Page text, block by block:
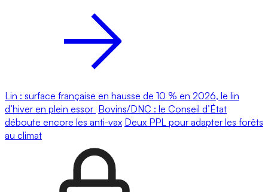
Lin : surface française en hausse de 10 % en 2026, le lin
d’hiver en plein essor Bovins/DNC : le Conseil d’État
déboute encore les anti-vax Deux PPL pour adapter les forêts
au climat